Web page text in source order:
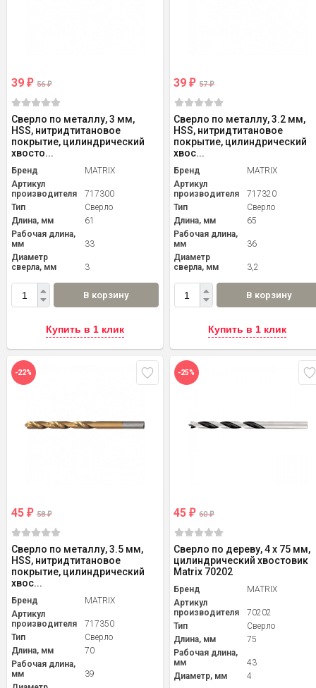
39 ₽ 56₽
Сверло по металлу, 3 мм,
HSS, нитридтитановое
покрытие, цилиндрический
хвосто...
Бренд
MATRIX
Артикул
производителя
717300
Тип
Сверло
Длина, мм
61
Рабочая длина,
мм
33
Диаметр
сверла, мм
3
В корзину
Купить в 1 клик
39₽ 57₽
Сверло по металлу, 3.2 мм,
HSS, нитридтитановое
покрытие, цилиндрический
хвос...
Бренд
MATRIX
Артикул
производителя
717320
Тип
Сверло
Длина, мм
65
Рабочая длина,
мм
36
Диаметр
сверла, мм
3,2
В корзину
Купить в 1 клик
-22%
45 ₽ 58₽
Сверло по металлу, 3.5 мм,
HSS, нитридтитановое
покрытие, цилиндрический
хвос...
Бренд
MATRIX
Артикул
производителя
717350
Тип
Сверло
Длина, мм
70
Рабочая длина,
мм
39
-25%
45₽ 60₽
Сверло по дереву, 4 x 75 мм,
цилиндрический хвостовик
Matrix 70202
Бренд
MATRIX
Артикул
производителя
70202
Тип
Сверло
Длина, мм
75
Рабочая длина,
мм
43
Диаметр, мм
4